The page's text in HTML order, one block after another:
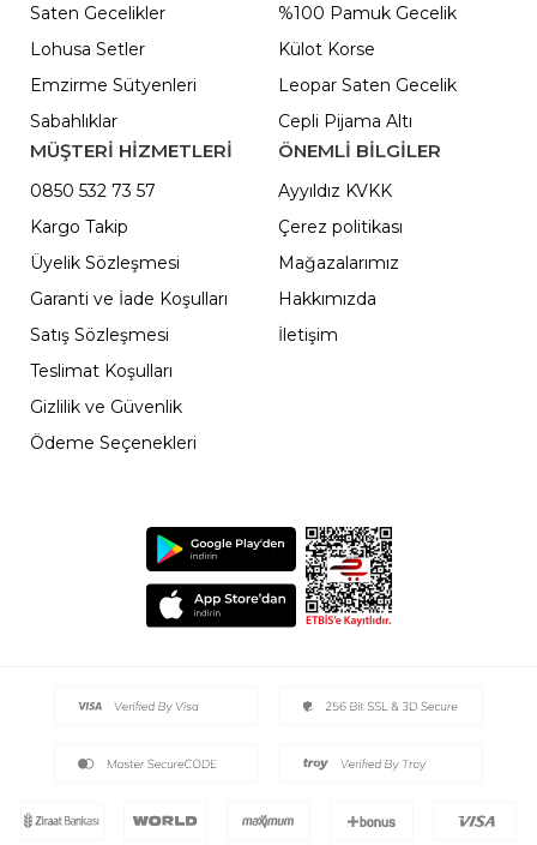
Saten Gecelikler
Lohusa Setler
Emzirme Sütyenleri
Sabahlıklar
%100 Pamuk Gecelik
Külot Korse
Leopar Saten Gecelik
Cepli Pijama Altı
MÜŞTERİ HİZMETLERİ
0850 532 73 57
Kargo Takip
Üyelik Sözleşmesi
Garanti ve İade Koşulları
Satış Sözleşmesi
Teslimat Koşulları
Gizlilik ve Güvenlik
Ödeme Seçenekleri
ÖNEMLI BILGILER
Ayyıldız KVKK
Çerez politikası
Mağazalarımız
Hakkımızda
İletişim